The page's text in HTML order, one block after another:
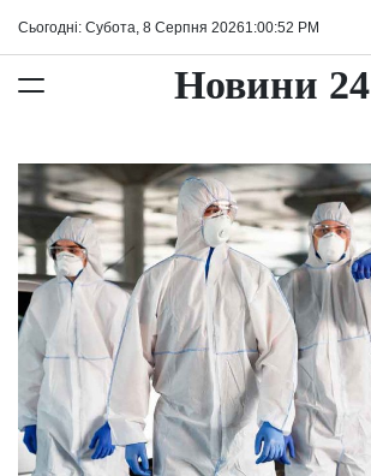
Сьогодні: Субота, 8 Серпня 20261 :00:53 PM
Новини 24